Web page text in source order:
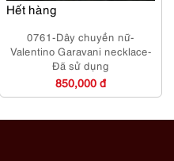
Hết hàng
0761-Dây chuyền nữ-
Valentino Garavani necklace-
Đã sử dụng
850,000 đ